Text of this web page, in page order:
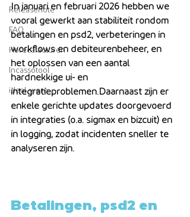
Releasenote
FAQ
Horecafacturen
Incassotool
ideal wero
In januari en februari 2026 hebben we
vooral gewerkt aan stabiliteit rondom
betalingen en psd2, verbeteringen in
workflows en debiteurenbeheer, en
het oplossen van een aantal
hardnekkige ui- en
integratieproblemen.Daarnaast zijn er
enkele gerichte updates doorgevoerd
in integraties (o.a. sigmax en bizcuit) en
in logging, zodat incidenten sneller te
analyseren zijn.
Betalingen, psd2 en